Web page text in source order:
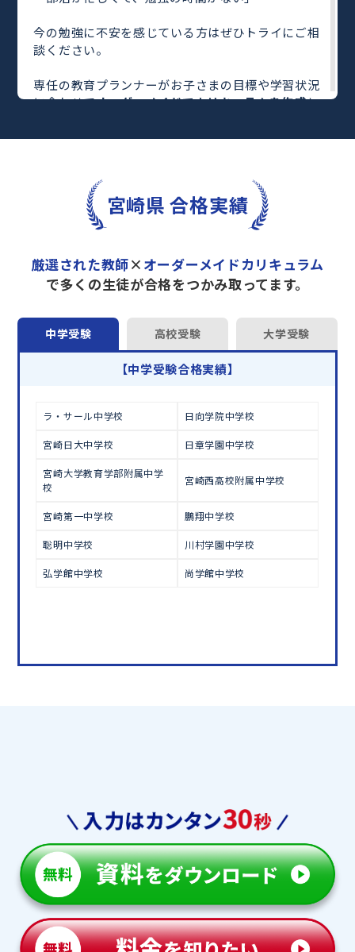
今の勉強に不安を感じている方はぜひトライにご相
談ください。
専任の教育プランナーがお子さまの目標や学習状況
に合わせてオーダーメイドでカリキュラムを作成し
完全マンツーマンで自分に合った教師がわかるまで
さらに、単元別の学習の理解度がわかる「AI学習診
や授業内容や授業以外の勉強をナビゲートする
「DAILY TRY」
など、豊富な学習コンテンツが
トライで一緒に“自己最高得点”を目指しません
か？
オンラインでの学習面談も承っております。
学習相談のお申し込みはこちら
宮崎県 合格実績
厳選された教師× オーダーメイドカリキュラム
で多くの生徒が合格をつかみ取ってます。
中学受験 高校受験 大学受験
【中学受験合格実績】
ラ・サール中学校 日向学院中学校
宮崎日大中学校 日章学園中学校
宮崎大学教育学部附属中学
校
宮崎西高校附属中学校
宮崎第一中学校 鵬翔中学校
聡明中学校 川村学園中学校
弘学館中学校 尚学館中学校